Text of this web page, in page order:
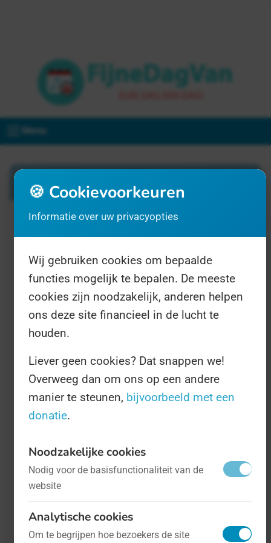
Menu
Zoeken
Dag van de Praktijkondersteuner- op 22
mei
De praktijkondersteuner is een
essentieel onderdeel van iedere
dat alles in een huisartsenpost op
🍪 Cookievoorkeuren
Informatie over uw privacyopties
Wij gebruiken cookies om bepaalde
functies mogelijk te bepalen. De meeste
cookies zijn noodzakelijk, anderen helpen
ons deze site financieel in de lucht te
houden.
Liever geen cookies? Dat snappen we!
Overweeg dan om ons op een andere
manier te steunen, bijvoorbeeld met een
donatie.
Noodzakelijke cookies
Nodig voor de basisfunctionaliteit van de
website
Analytische cookies
Om te begrijpen hoe bezoekers de site